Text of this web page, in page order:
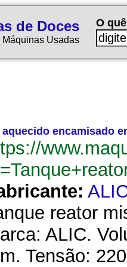
de Doces
Usadas
O
encamisado
reator
ALIC.
Tensão: